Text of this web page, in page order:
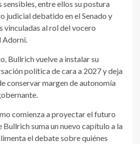
sensibles, entre ellos su postura
judicial debatido en el Senado y
vinculadas al rol del vocero
Bullrich vuelve a instalar su
política de cara a 2027 y deja
conservar margen de autonomía
comienza a proyectar el futuro
suma un nuevo capítulo a la
el debate sobre quiénes